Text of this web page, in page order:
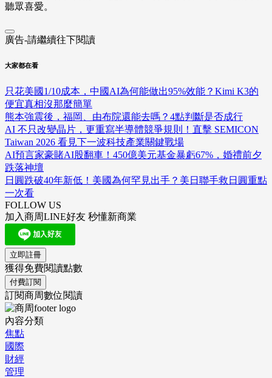
聽眾喜愛。
廣告-請繼續往下閱讀
大家都在看
只花美國1/10成本，中國AI為何能做出95%效能？Kimi K3的
便宜真相沒那麼簡單
熊本強震後，福岡、由布院還能去嗎？4點判斷是否成行
AI 不只改變晶片，更重寫半導體競爭規則！直擊 SEMICON
Taiwan 2026 看見下一波科技產業關鍵戰場
AI預言家豪賭AI股翻車！450億美元基金暴虧67%，婚禮前夕
跌落神壇
日圓跌破40年新低！美國為何罕見出手？美日聯手救日圓重點
一次看
FOLLOW US
加入商周LINE好友 秒懂新商業
立即註冊
獲得免費閱讀點數
付費訂閱
訂閱商周數位閱讀
內容分類
焦點
國際
財經
管理